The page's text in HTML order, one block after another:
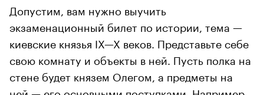
Допустим, вам нужно выучить
экзаменационный билет по истории, тема —
киевские князья IX—X веков. Представьте себе
свою комнату и объекты в ней. Пусть полка на
стене будет князем Олегом, а предметы на